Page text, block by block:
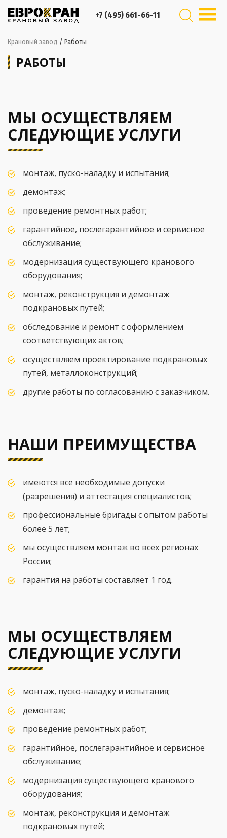
+7 (495) 661-66-11
Крановый завод / Работы
РАБОТЫ
МЫ ОСУЩЕСТВЛЯЕМ
СЛЕДУЮЩИЕ УСЛУГИ
монтаж, пуско-наладку и испытания;
демонтаж;
проведение ремонтных работ;
гарантийное, послегарантийное и сервисное
обслуживание;
модернизация существующего кранового
оборудования;
монтаж, реконструкция и демонтаж
подкрановых путей;
обследование и ремонт с оформлением
соответствующих актов;
осуществляем проектирование подкрановых
путей, металлоконструкций;
другие работы по согласованию с заказчиком.
НАШИ ПРЕИМУЩЕСТВА
имеются все необходимые допуски
(разрешения) и аттестация специалистов;
профессиональные бригады с опытом работы
более 5 лет;
мы осуществляем монтаж во всех регионах
России;
гарантия на работы составляет 1 год.
МЫ ОСУЩЕСТВЛЯЕМ
СЛЕДУЮЩИЕ УСЛУГИ
монтаж, пуско-наладку и испытания;
демонтаж;
проведение ремонтных работ;
гарантийное, послегарантийное и сервисное
обслуживание;
модернизация существующего кранового
оборудования;
монтаж, реконструкция и демонтаж
подкрановых путей;